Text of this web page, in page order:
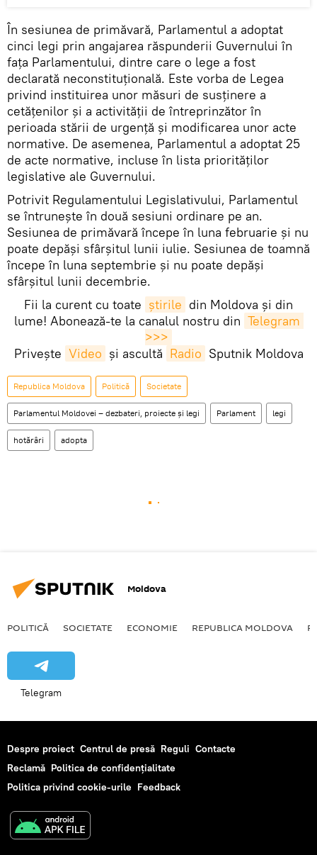
În sesiunea de primăvară, Parlamentul a adoptat
cinci legi prin angajarea răspunderii Guvernului în
fața Parlamentului, dintre care o lege a fost
declarată neconstituțională. Este vorba de Legea
privind instituirea unor măsuri de susținere a
cetățenilor și a activității de întreprinzător în
perioada stării de urgență și modificarea unor acte
normative. De asemenea, Parlamentul a adoptat 25
de acte normative, incluse în lista priorităților
legislative ale Guvernului.
Potrivit Regulamentului Legislativului, Parlamentul
se întrunește în două sesiuni ordinare pe an.
Sesiunea de primăvară începe în luna februarie şi nu
poate depăși sfârșitul lunii iulie. Sesiunea de toamnă
începe în luna septembrie şi nu poate depăși
sfârșitul lunii decembrie.
Fii la curent cu toate știrile din Moldova și din
lume! Abonează-te la canalul nostru din Telegram
>>>
Privește Video și ascultă Radio Sputnik Moldova
Republica Moldova Politică Societate
Parlamentul Moldovei – dezbateri, proiecte și legi Parlament legi
hotărâri adopta
Moldova
POLITICĂ SOCIETATE ECONOMIE REPUBLICA MOLDOVA
Telegram
Despre proiect Centrul de presă Reguli Contacte
Reclamă Politica de confidențialitate
Politica privind cookie-urile Feedback